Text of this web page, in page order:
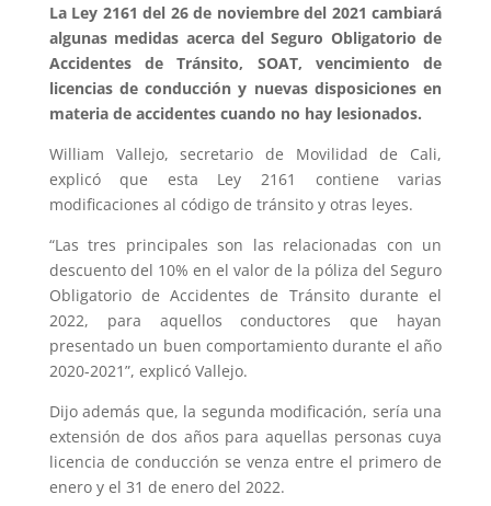
La Ley 2161 del 26 de noviembre del 2021 cambiará
algunas medidas acerca del Seguro Obligatorio de
Accidentes de Tránsito, SOAT, vencimiento de
licencias de conducción y nuevas disposiciones en
materia de accidentes cuando no hay lesionados.
William Vallejo, secretario de Movilidad de Cali,
explicó que esta Ley 2161 contiene varias
modificaciones al código de tránsito y otras leyes.
“Las tres principales son las relacionadas con un
descuento del 10% en el valor de la póliza del Seguro
Obligatorio de Accidentes de Tránsito durante el
2022, para aquellos conductores que hayan
presentado un buen comportamiento durante el año
2020-2021”, explicó Vallejo.
Dijo además que, la segunda modificación, sería una
extensión de dos años para aquellas personas cuya
licencia de conducción se venza entre el primero de
enero y el 31 de enero del 2022.